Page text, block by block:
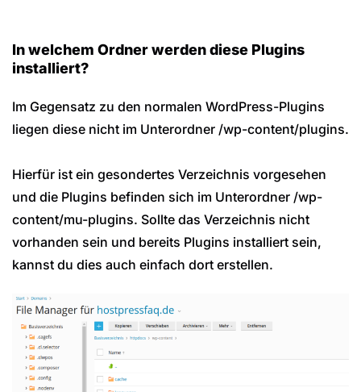
In welchem Ordner werden diese Plugins
installiert?
Im Gegensatz zu den normalen WordPress-Plugins
liegen diese nicht im Unterordner /wp-content/plugins.
Hierfür ist ein gesondertes Verzeichnis vorgesehen
und die Plugins befinden sich im Unterordner /wp-
content/mu-plugins. Sollte das Verzeichnis nicht
vorhanden sein und bereits Plugins installiert sein,
kannst du dies auch einfach dort erstellen.